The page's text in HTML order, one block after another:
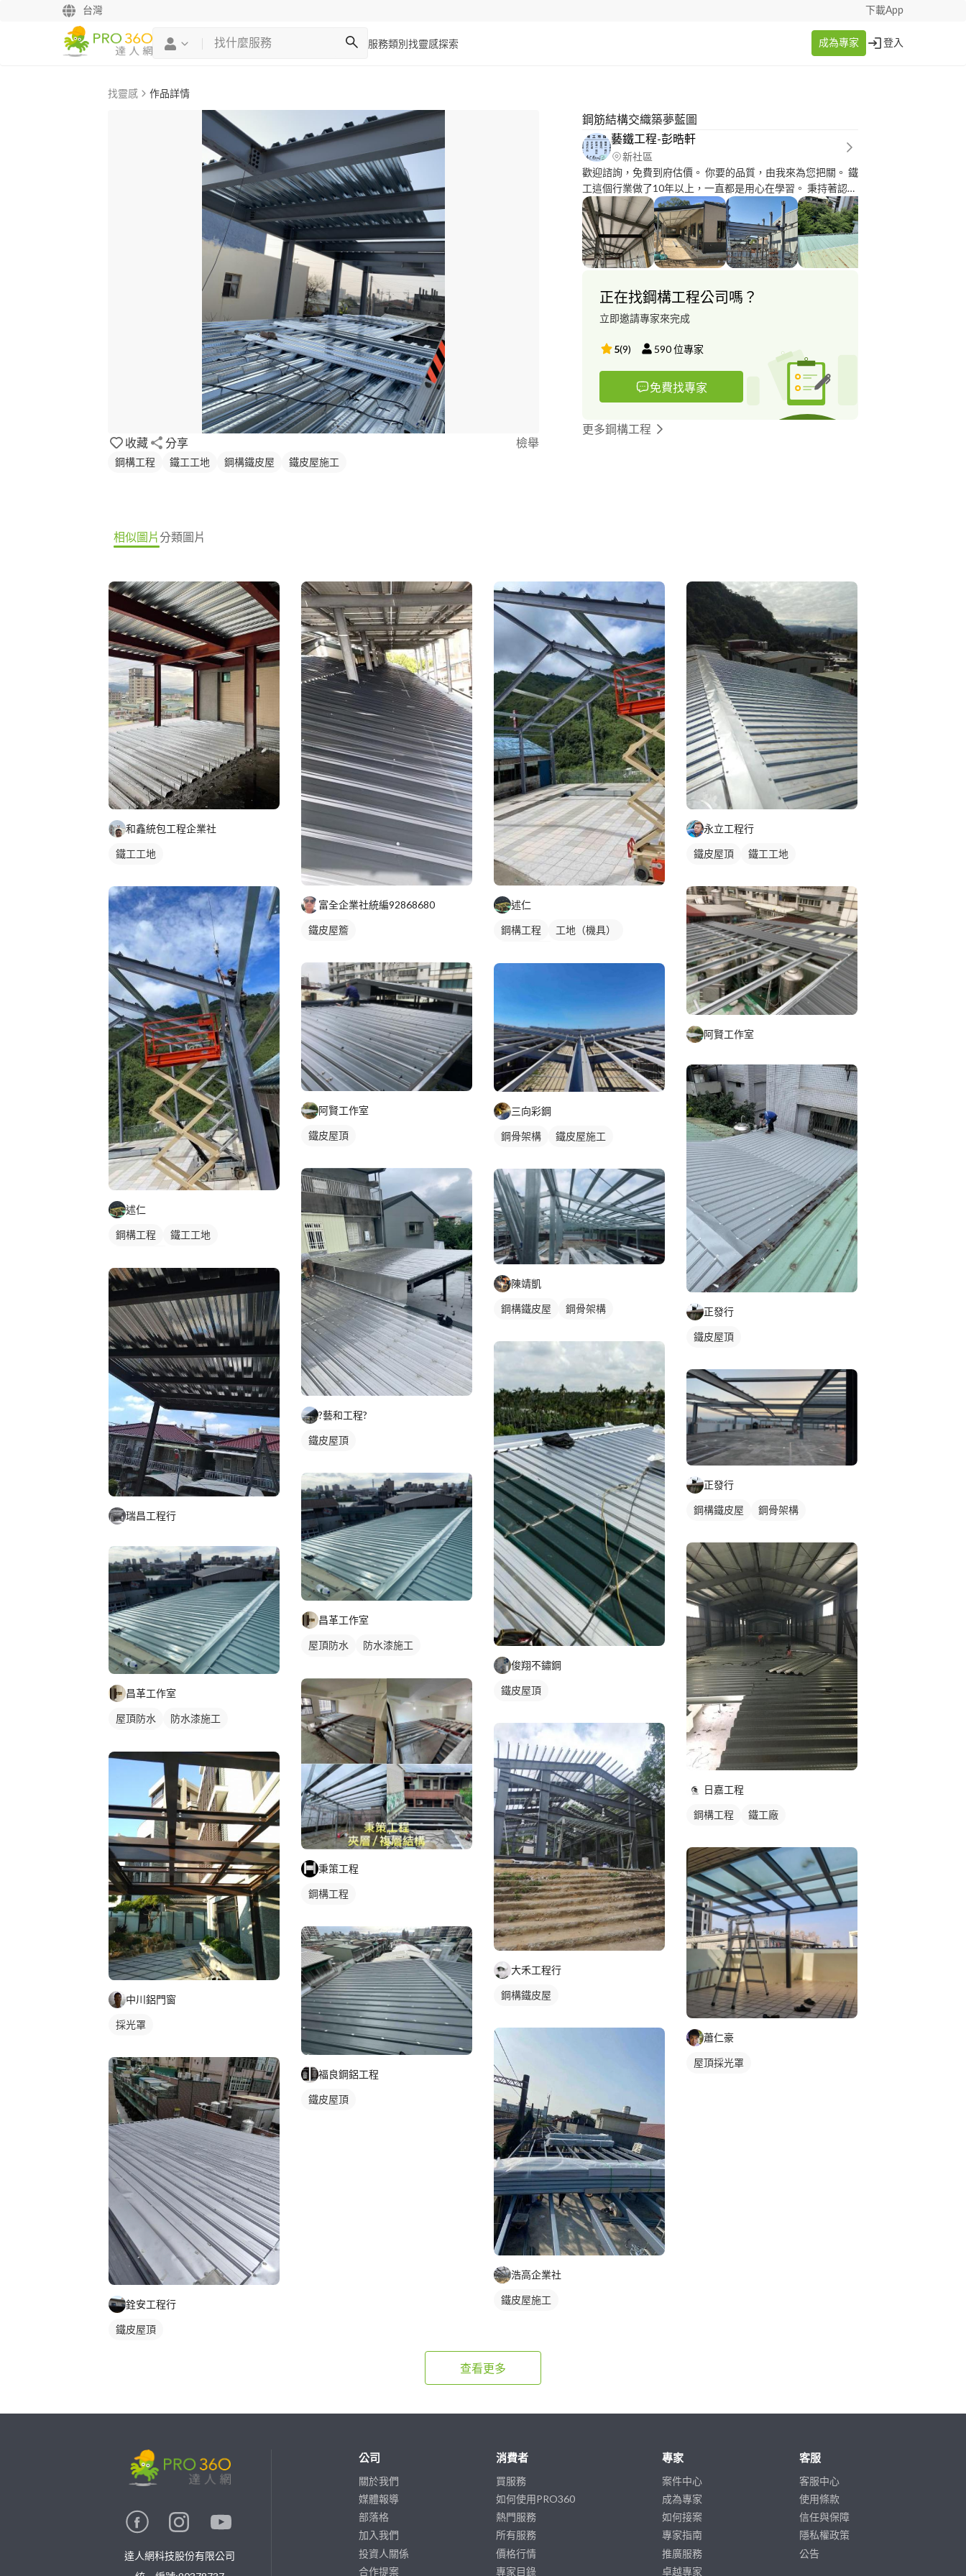
台灣 下載App
服務類別 找靈感探索 成為專家 登入
找靈感 作品詳情
收藏 分享 檢舉
鋼構工程 鐵工工地 鋼構鐵皮屋 鐵皮屋施工
鋼筋結構交織築夢藍圖
藝鐵工程-彭晧軒
新社區
歡迎諮詢，免費到府估價。 你要的品質，由我來為您把關。 鐵
工這個行業做了10年以上，一直都是用心在學習。 秉持著認真
負責專業的態度，帶領著我的團隊來為您做一個新家。 施工項
目如下； ?鐵皮屋安裝拆換 ?遮雨棚 ?圍籬 ?浪板拆換 ?採光罩 ?
鋼構 ?鐵架 ?鐵捲門 ?樓梯 ?欄杆 ?水槽安裝拆換
正在找鋼構工程公司嗎？
立即邀請專家來完成
5(9) 590位專家
免費找專家
更多鋼構工程
相似圖片分類圖片
和鑫統包工程企業社
鐵工工地
述仁
鋼構工程
鐵工工地
瑞昌工程行
昌革工作室
屋頂防水
防水漆施工
中川鋁門窗
採光罩
銓安工程行
鐵皮屋頂
富全企業社統編92868680
鐵皮屋簷
阿賢工作室
鐵皮屋頂
?藝和工程?
鐵皮屋頂
昌革工作室
屋頂防水
防水漆施工
秉策工程
鋼構工程
福良鋼鋁工程
鐵皮屋頂
述仁
鋼構工程
工地（機具）
三向彩鋼
鋼骨架構 鐵皮屋施工
陳靖凱
鋼構鐵皮屋 鋼骨架構
俊翔不鏽鋼
鐵皮屋頂
大禾工程行
鋼構鐵皮屋
浩高企業社
鐵皮屋施工
永立工程行
鐵皮屋頂 鐵工工地
阿賢工作室
正發行
鐵皮屋頂
正發行
鋼構鐵皮屋 鋼骨架構
日嘉工程
鋼構工程 鐵工廠
蕭仁豪
屋頂採光罩
查看更多
達人網科技股份有限公司
公司
關於我們
媒體報導
部落格
加入我們
投資人關係
合作提案
消費者
買服務
如何使用PRO360
熱門服務
所有服務
價格行情
專家目錄
專家
案件中心
成為專家
如何接案
專家指南
推廣服務
卓越專家
客服
客服中心
使用條款
信任與保障
隱私權政策
公告